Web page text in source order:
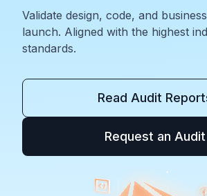
Validate design, code, and
launch. Aligned with the highest
standards.
Read Audit
Request an Audit